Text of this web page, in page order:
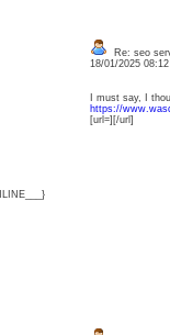
Re: seo
18/01/2025
I must say, I
https://
[url=][/url]